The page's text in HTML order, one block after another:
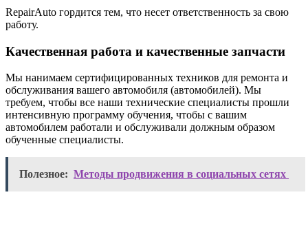
RepairAuto гордится тем, что несет ответственность за свою
работу.
Качественная работа и качественные запчасти
Мы нанимаем сертифицированных техников для ремонта и
обслуживания вашего автомобиля (автомобилей). Мы
требуем, чтобы все наши технические специалисты прошли
интенсивную программу обучения, чтобы с вашим
автомобилем работали и обслуживали должным образом
обученные специалисты.
Полезное: Методы продвижения в социальных сетях